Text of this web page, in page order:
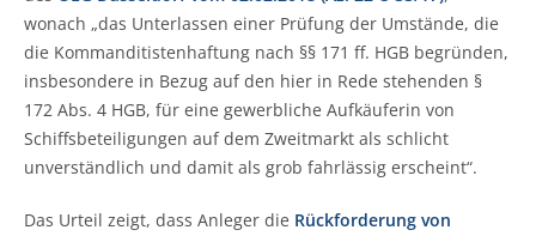
wonach „das Unterlassen einer Prüfung der Umstände, die
die Kommanditistenhaftung nach §§ 171 ff. HGB begründen,
insbesondere in Bezug auf den hier in Rede stehenden §
172 Abs. 4 HGB, für eine gewerbliche Aufkäuferin von
Schiffsbeteiligungen auf dem Zweitmarkt als schlicht
unverständlich und damit als grob fahrlässig erscheint“.
Das Urteil zeigt, dass Anleger die Rückforderung von